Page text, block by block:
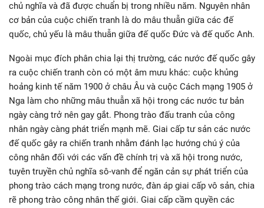
chủ nghĩa và đã được chuẩn bị trong nhiều năm. Nguyên nhân
cơ bản của cuộc chiến tranh là do mâu thuẫn giữa các đế
quốc, chủ yếu là mâu thuẫn giữa đế quốc Đức và đế quốc Anh.
Ngoài mục đích phân chia lại thị trường, các nước đế quốc gây
ra cuộc chiến tranh còn có một âm mưu khác: cuộc khủng
hoảng kinh tế năm 1900 ở châu Âu và cuộc Cách mạng 1905 ở
Nga làm cho những mâu thuẫn xã hội trong các nước tư bản
ngày càng trở nên gay gắt. Phong trào đấu tranh của công
nhân ngày càng phát triển mạnh mẽ. Giai cấp tư sản các nước
đế quốc gây ra chiến tranh nhằm đánh lạc hướng chú ý của
công nhân đối với các vấn đề chính trị và xã hội trong nước,
tuyên truyền chủ nghĩa sô-vanh để ngăn cản sự phát triển của
phong trào cách mạng trong nước, đàn áp giai cấp vô sản, chia
rẽ phong trào công nhân thế giới. Giai cấp cầm quyền các